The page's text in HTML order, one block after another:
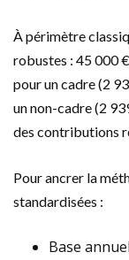
À périmètre
robustes : 45 000
pour un cadre (2
un non-cadre (2
des contributions
Pour ancrer la
standardisées :
Base